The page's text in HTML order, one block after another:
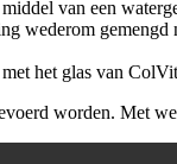
van een
wederom
het glas van
worden. Met